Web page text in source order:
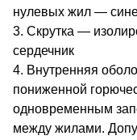
нулевых жил —
3. Скрутка —
сердечник
4. Внутренняя
пониженной
одновременным
между жилами.